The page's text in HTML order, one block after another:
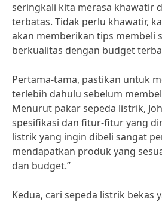
seringkali kita merasa khawatir
terbatas. Tidak perlu khawatir,
akan memberikan tips membeli
berkualitas dengan budget
Pertama-tama, pastikan untuk
terlebih dahulu sebelum
Menurut pakar sepeda listrik,
spesifikasi dan fitur-fitur yang
listrik yang ingin dibeli sangat
mendapatkan produk yang
dan budget.”
Kedua, cari sepeda listrik bekas